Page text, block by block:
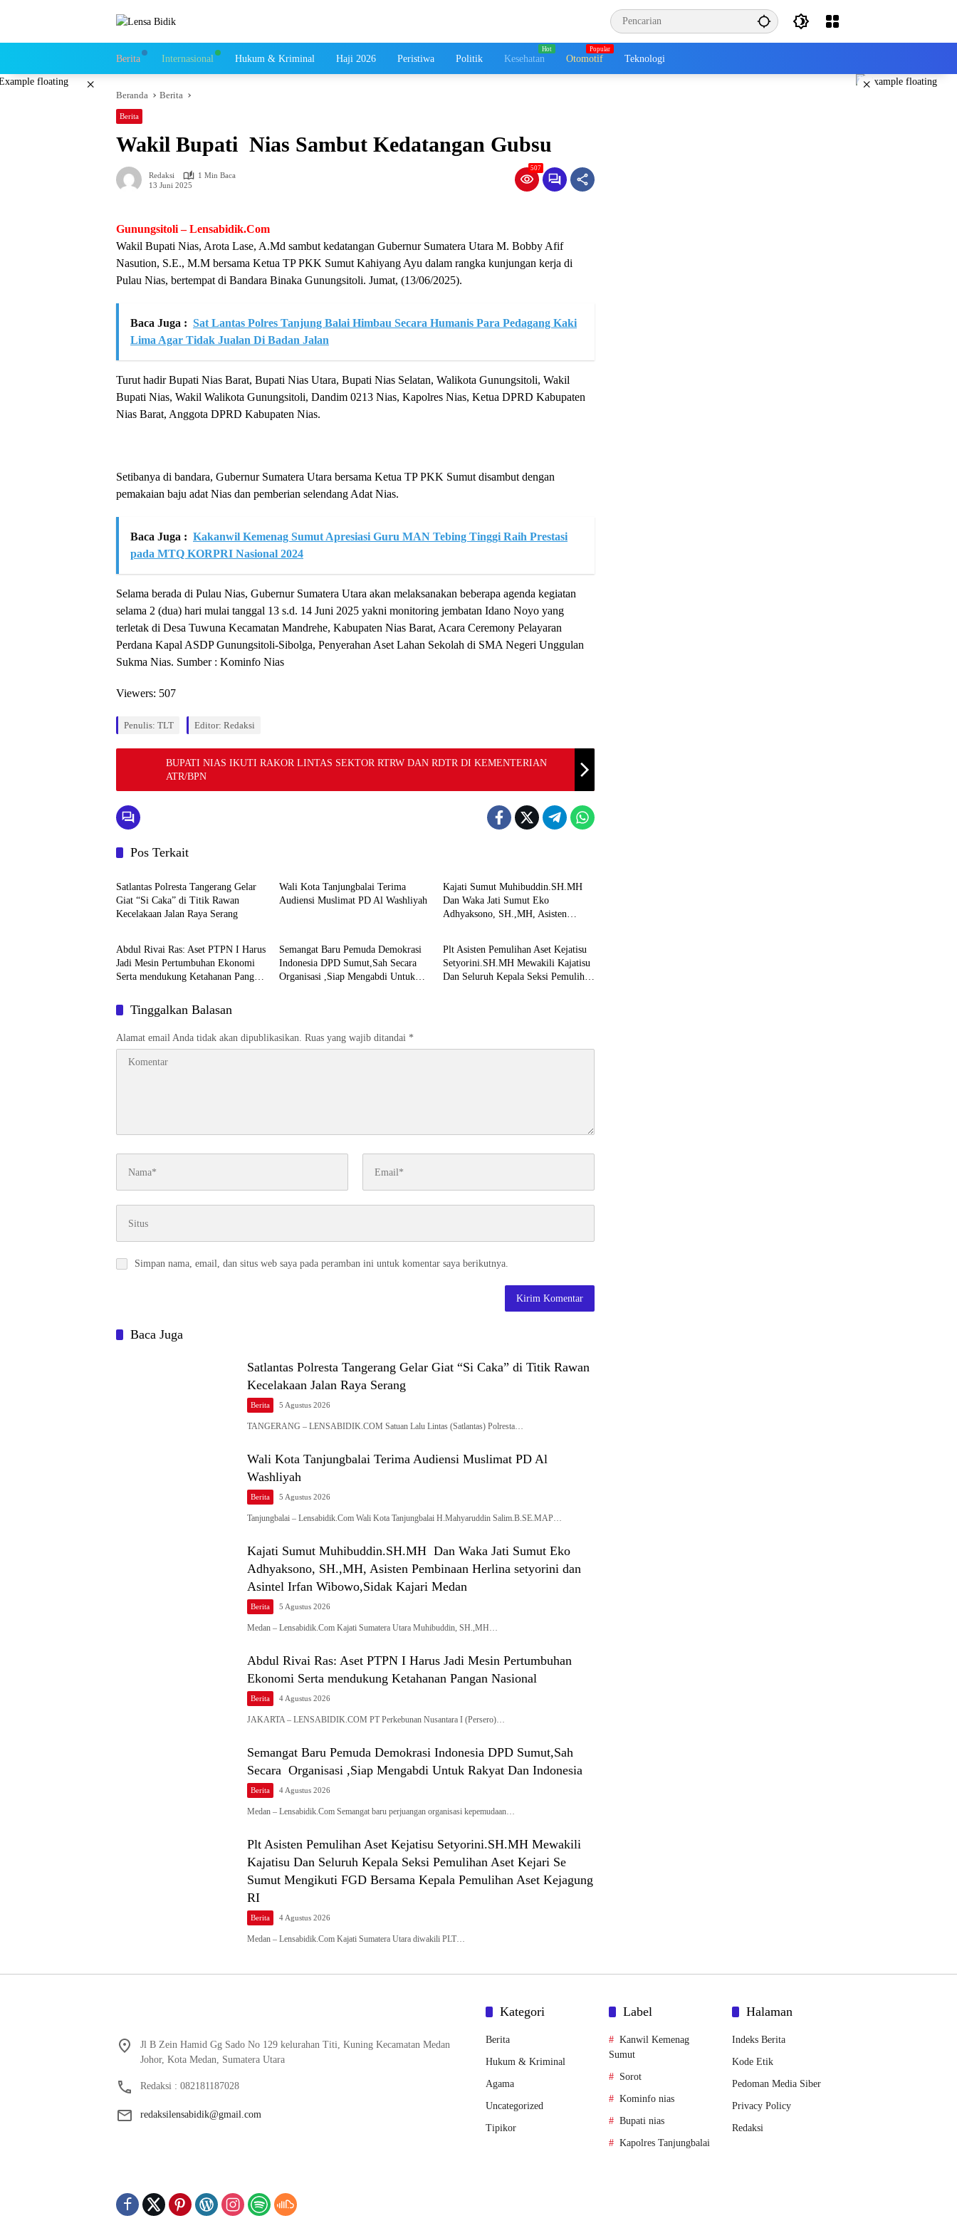
Berita Internasional Hukum & Kriminal Haji 2026 Peristiwa Politik Kesehatan Otomotif Teknologi
× ×
Beranda Berita
Berita
Wakil Bupati Nias Sambut Kedatangan Gubsu
Redaksi
1 Min Baca
13 Juni 2025
507
Gunungsitoli – Lensabidik.Com
Wakil Bupati Nias, Arota Lase, A.Md sambut kedatangan Gubernur Sumatera Utara M. Bobby Afif
Nasution, S.E., M.M bersama Ketua TP PKK Sumut Kahiyang Ayu dalam rangka kunjungan kerja di
Pulau Nias, bertempat di Bandara Binaka Gunungsitoli. Jumat, (13/06/2025).
Baca Juga : Sat Lantas Polres Tanjung Balai Himbau Secara Humanis Para Pedagang Kaki
Lima Agar Tidak Jualan Di Badan Jalan
Turut hadir Bupati Nias Barat, Bupati Nias Utara, Bupati Nias Selatan, Walikota Gunungsitoli, Wakil
Bupati Nias, Wakil Walikota Gunungsitoli, Dandim 0213 Nias, Kapolres Nias, Ketua DPRD Kabupaten
Nias Barat, Anggota DPRD Kabupaten Nias.
Setibanya di bandara, Gubernur Sumatera Utara bersama Ketua TP PKK Sumut disambut dengan
pemakaian baju adat Nias dan pemberian selendang Adat Nias.
Baca Juga : Kakanwil Kemenag Sumut Apresiasi Guru MAN Tebing Tinggi Raih Prestasi
pada MTQ KORPRI Nasional 2024
Selama berada di Pulau Nias, Gubernur Sumatera Utara akan melaksanakan beberapa agenda kegiatan
selama 2 (dua) hari mulai tanggal 13 s.d. 14 Juni 2025 yakni monitoring jembatan Idano Noyo yang
terletak di Desa Tuwuna Kecamatan Mandrehe, Kabupaten Nias Barat, Acara Ceremony Pelayaran
Perdana Kapal ASDP Gunungsitoli-Sibolga, Penyerahan Aset Lahan Sekolah di SMA Negeri Unggulan
Sukma Nias. Sumber : Kominfo Nias
Viewers: 507
Penulis: TLT Editor: Redaksi
BUPATI NIAS IKUTI RAKOR LINTAS SEKTOR RTRW DAN RDTR DI KEMENTERIAN
ATR/BPN
Pos Terkait
Berita
Satlantas Polresta Tangerang Gelar
Giat “Si Caka” di Titik Rawan
Kecelakaan Jalan Raya Serang
Wali Kota Tanjungbalai Terima
Audiensi Muslimat PD Al Washliyah
Kajati Sumut Muhibuddin.SH.MH
Dan Waka Jati Sumut Eko
Adhyaksono, SH.,MH, Asisten
Medan
Abdul Rivai Ras: Aset PTPN I Harus
Jadi Mesin Pertumbuhan Ekonomi
Serta mendukung Ketahanan Pangan
Semangat Baru Pemuda Demokrasi
Indonesia DPD Sumut,Sah Secara
Organisasi ,Siap Mengabdi Untuk
Berita
Plt Asisten Pemulihan Aset Kejatisu
Setyorini.SH.MH Mewakili Kajatisu
Dan Seluruh Kepala Seksi Pemulihan
Tinggalkan Balasan
Alamat email Anda tidak akan dipublikasikan. Ruas yang wajib ditandai *
Simpan nama, email, dan situs web saya pada peramban ini untuk komentar saya berikutnya.
Baca Juga
Satlantas Polresta Tangerang Gelar Giat “Si Caka” di Titik Rawan
Kecelakaan Jalan Raya Serang
Berita 5 Agustus 2026
TANGERANG – LENSABIDIK.COM Satuan Lalu Lintas (Satlantas) Polresta…
Wali Kota Tanjungbalai Terima Audiensi Muslimat PD Al
Washliyah
Berita 5 Agustus 2026
Tanjungbalai – Lensabidik.Com Wali Kota Tanjungbalai H.Mahyaruddin Salim.B.SE.MAP…
Kajati Sumut Muhibuddin.SH.MH Dan Waka Jati Sumut Eko
Adhyaksono, SH.,MH, Asisten Pembinaan Herlina setyorini dan
Asintel Irfan Wibowo,Sidak Kajari Medan
Berita 5 Agustus 2026
Medan – Lensabidik.Com Kajati Sumatera Utara Muhibuddin, SH.,MH…
Abdul Rivai Ras: Aset PTPN I Harus Jadi Mesin Pertumbuhan
Ekonomi Serta mendukung Ketahanan Pangan Nasional
Berita 4 Agustus 2026
JAKARTA – LENSABIDIK.COM PT Perkebunan Nusantara I (Persero)…
Semangat Baru Pemuda Demokrasi Indonesia DPD Sumut,Sah
Secara Organisasi ,Siap Mengabdi Untuk Rakyat Dan Indonesia
Berita 4 Agustus 2026
Medan – Lensabidik.Com Semangat baru perjuangan organisasi kepemudaan…
Plt Asisten Pemulihan Aset Kejatisu Setyorini.SH.MH Mewakili
Kajatisu Dan Seluruh Kepala Seksi Pemulihan Aset Kejari Se
Sumut Mengikuti FGD Bersama Kepala Pemulihan Aset Kejagung
RI
Berita 4 Agustus 2026
Medan – Lensabidik.Com Kajati Sumatera Utara diwakili PLT…
Jl B Zein Hamid Gg Sado No 129 kelurahan Titi, Kuning Kecamatan Medan
Johor, Kota Medan, Sumatera Utara
Redaksi : 082181187028
redaksilensabidik@gmail.com
Kategori
Berita
Hukum & Kriminal
Agama
Uncategorized
Tipikor
Label
Kanwil Kemenag
Sumut
Sorot
Kominfo nias
Bupati nias
Kapolres Tanjungbalai
Halaman
Indeks Berita
Kode Etik
Pedoman Media Siber
Privacy Policy
Redaksi